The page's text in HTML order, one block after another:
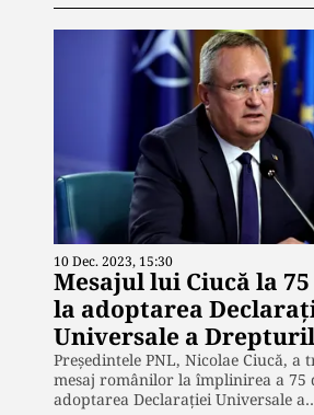
10 Dec. 2023, 15:30
Mesajul lui Ciucă la
la adoptarea
Universale a
Preşedintele PNL, Nicolae Ciucă, a
mesaj românilor la împlinirea a 75
adoptarea Declaraţiei Universale